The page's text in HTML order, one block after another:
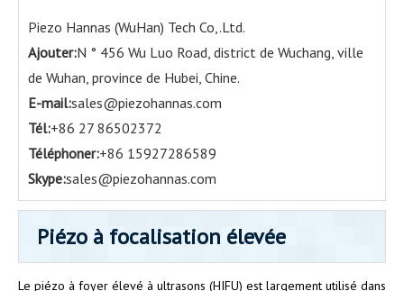
Piezo Hannas (WuHan) Tech Co,.Ltd.
Ajouter:N ° 456 Wu Luo Road, district de Wuchang, ville
de Wuhan, province de Hubei, Chine.
E-mail:sales@piezohannas.com
Tél:+86 27 86502372
Téléphoner:+86 15927286589
Skype:sales@piezohannas.com
Piézo à focalisation élevée
Le piézo à foyer élevé à ultrasons (HIFU) est largement utilisé dans